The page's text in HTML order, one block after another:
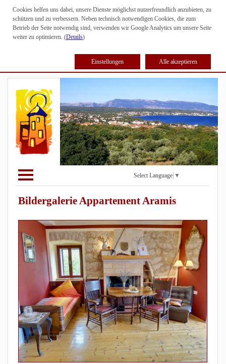
Cookies helfen uns dabei, unsere Dienste möglichst nutzerfreundlich anzubieten, zu
schützen und zu verbessern. Neben technisch notwendigen Cookies, die zum
Betrieb der Seite notwendig sind, verwenden wir Google Analytics um unsere Seite
weiter zu optimieren. (Details)
Einstellungen Alle akzeptieren
Select Language ▼
Bildergalerie Appartement Aramis